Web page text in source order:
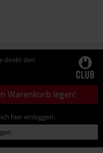
direkt den
Warenkorb legen!
hier einloggen: